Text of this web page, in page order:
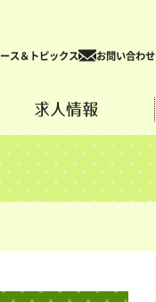
ス＆トピックス お問い合わせ
求人情報